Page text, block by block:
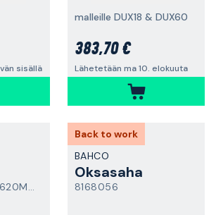
sisällä
malleille DUX18 & DUX60
383,70 €
Lähetetään ma 10. elokuuta
FatMax SFMCPS620M1-QW
Back to work
BAHCO
Oksasaha
8168056